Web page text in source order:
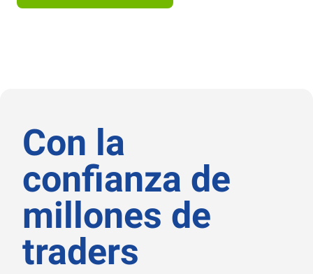
Con la
confianza de
millones de
traders